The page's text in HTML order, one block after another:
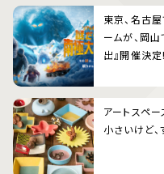
東京、名古
ームが、岡
出』開催決定
アートスペ
小さいけど、